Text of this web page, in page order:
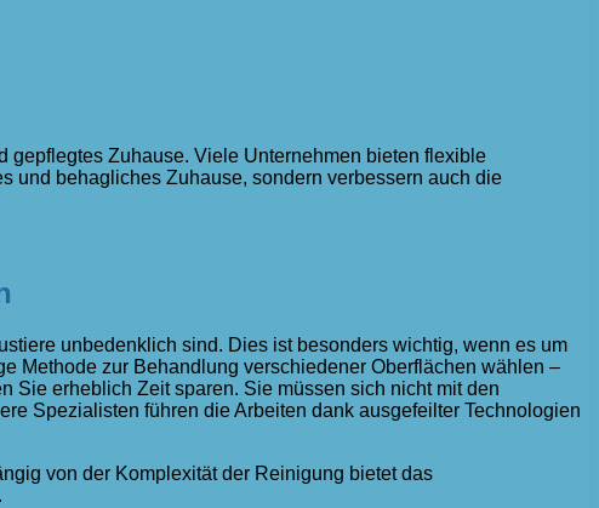
gepflegtes Zuhause. Viele Unternehmen bieten flexible
und behagliches Zuhause, sondern verbessern auch die
unbedenklich sind. Dies ist besonders wichtig, wenn es um
Methode zur Behandlung verschiedener Oberflächen wählen –
Sie erheblich Zeit sparen. Sie müssen sich nicht mit den
Spezialisten führen die Arbeiten dank ausgefeilter Technologien
von der Komplexität der Reinigung bietet das